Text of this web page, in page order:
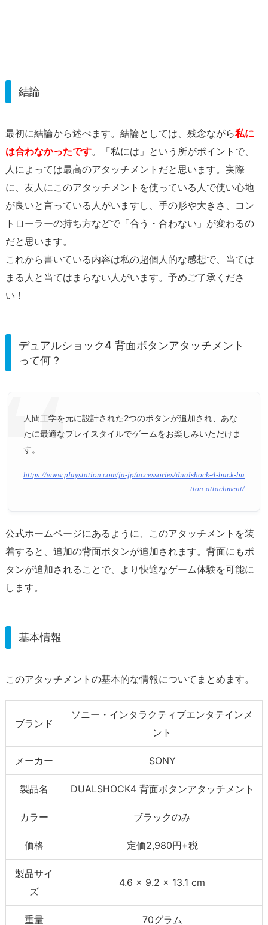
結論
最初に結論から述べます。結論としては、残念ながら私に
は合わなかったです。「私には」という所がポイントで、
人によっては最高のアタッチメントだと思います。実際
に、友人にこのアタッチメントを使っている人で使い心地
が良いと言っている人がいますし、手の形や大きさ、コン
トローラーの持ち方などで「合う・合わない」が変わるの
だと思います。
これから書いている内容は私の超個人的な感想で、当ては
まる人と当てはまらない人がいます。予めご了承くださ
い！
デュアルショック4 背面ボタンアタッチメント
って何？
人間工学を元に設計された2つのボタンが追加され、あな
たに最適なプレイスタイルでゲームをお楽しみいただけま
す。
https://www.playstation.com/ja-jp/accessories/dualshock-4-back-bu
tton-attachment/
公式ホームページにあるように、このアタッチメントを装
着すると、追加の背面ボタンが追加されます。背面にもボ
タンが追加されることで、より快適なゲーム体験を可能に
します。
基本情報
このアタッチメントの基本的な情報についてまとめます。
ブランド
ソニー・インタラクティブエンタテインメ
ント
メーカー SONY
製品名 DUALSHOCK4 背面ボタンアタッチメント
カラー ブラックのみ
価格 定価2,980円+税
製品サイ
ズ
4.6 x 9.2 x 13.1 cm
重量 70グラム